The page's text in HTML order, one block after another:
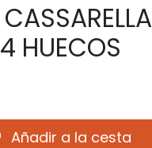
HUECOS
Añadir a la cesta